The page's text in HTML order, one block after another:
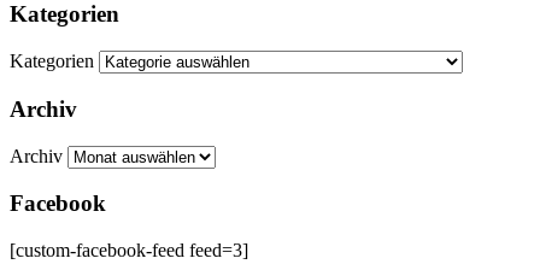
Kategorien
Kategorien
Archiv
Archiv
Facebook
[custom-facebook-feed feed=3]